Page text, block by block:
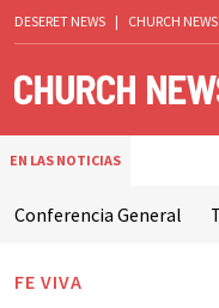
DESERET NEWS | CHURCH NEWS
EN LAS NOTICIAS
Conferencia General
FE VIVA